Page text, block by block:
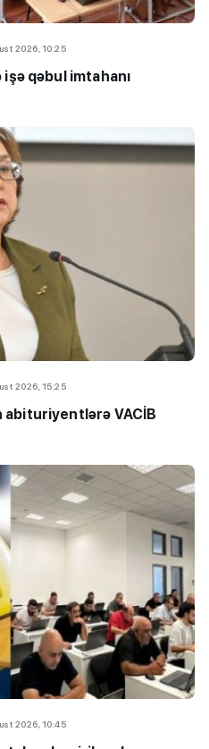
2026, 10:25
qəbul imtahanı
2026, 15:25
abituriyentlərə VACİB
2026, 10:45